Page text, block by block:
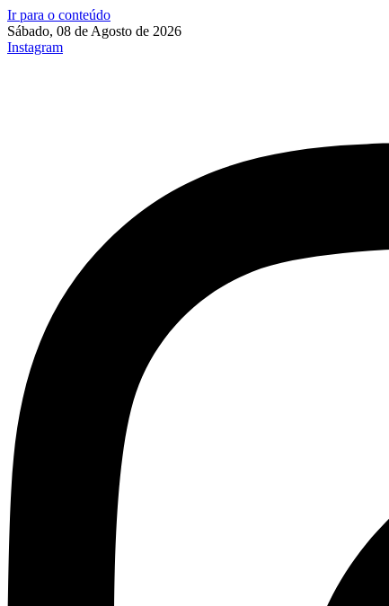
Ir para o conteúdo
Sábado, 08 de Agosto de 2026
Instagram